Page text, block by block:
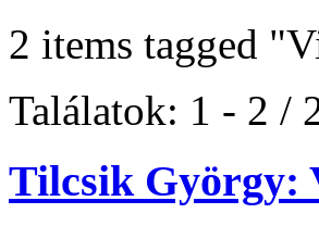
2 items tagged
Találatok: 1 - 2 /
Tilcsik György: